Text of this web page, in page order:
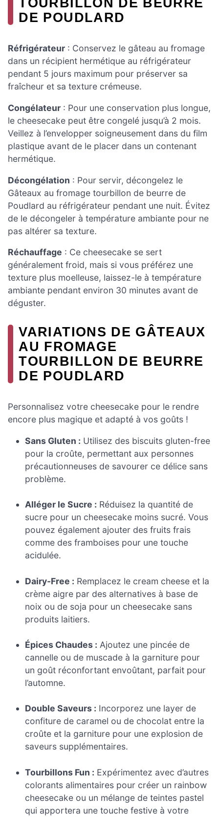
DE POUDLARD
Réfrigérateur : Conservez le gâteau au fromage
dans un récipient hermétique au réfrigérateur
pendant 5 jours maximum pour préserver sa
fraîcheur et sa texture crémeuse.
Congélateur : Pour une conservation plus longue,
le cheesecake peut être congelé jusqu’à 2 mois.
Veillez à l’envelopper soigneusement dans du film
plastique avant de le placer dans un contenant
hermétique.
Décongélation : Pour servir, décongelez le
Gâteaux au fromage tourbillon de beurre de
Poudlard au réfrigérateur pendant une nuit. Évitez
de le décongeler à température ambiante pour ne
pas altérer sa texture.
Réchauffage : Ce cheesecake se sert
généralement froid, mais si vous préférez une
texture plus moelleuse, laissez-le à température
ambiante pendant environ 30 minutes avant de
déguster.
VARIATIONS DE GÂTEAUX
AU FROMAGE
TOURBILLON DE BEURRE
DE POUDLARD
Personnalisez votre cheesecake pour le rendre
encore plus magique et adapté à vos goûts !
Sans Gluten : Utilisez des biscuits gluten-free
pour la croûte, permettant aux personnes
précautionneuses de savourer ce délice sans
problème.
Alléger le Sucre : Réduisez la quantité de
sucre pour un cheesecake moins sucré. Vous
pouvez également ajouter des fruits frais
comme des framboises pour une touche
acidulée.
Dairy-Free : Remplacez le cream cheese et la
crème aigre par des alternatives à base de
noix ou de soja pour un cheesecake sans
produits laitiers.
Épices Chaudes : Ajoutez une pincée de
cannelle ou de muscade à la garniture pour
un goût réconfortant envoûtant, parfait pour
l’automne.
Double Saveurs : Incorporez une layer de
confiture de caramel ou de chocolat entre la
croûte et la garniture pour une explosion de
saveurs supplémentaires.
Tourbillons Fun : Expérimentez avec d’autres
colorants alimentaires pour créer un rainbow
cheesecake ou un mélange de teintes pastel
qui apportera une touche festive à votre